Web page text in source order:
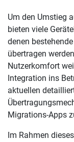
Um den Umstieg
bieten viele
denen
übertragen
Nutzerkomfort
Integration ins
aktuellen
Migrations-Apps
Im Rahmen